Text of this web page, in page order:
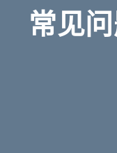
常见